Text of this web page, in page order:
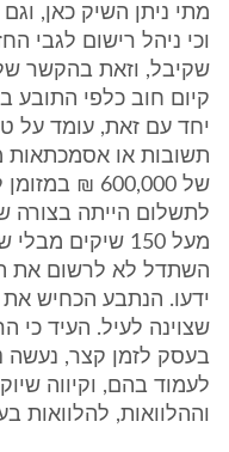
וכי ניהל רישום לגבי
יחד עם זאת, עומד על
תשובות או אסמכתאות
של 600,000
לתשלום הייתה בצורה
מעל 150 שיקים
השתדל לא לרשום את
שצוינה לעיל. העיד כי
בעסק לזמן קצר, נעשה
לעמוד בהם, וקיווה
וההלוואות, להלוואות